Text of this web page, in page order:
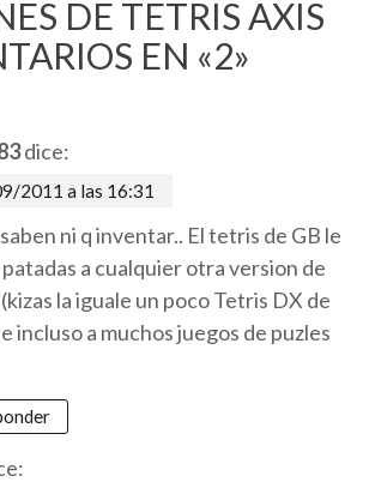
DE TETRIS AXIS
EN «2»
dice:
2011 a las 16:31
ni q inventar.. El tetris de GB le
patadas a cualquier otra version de
la iguale un poco Tetris DX de
incluso a muchos juegos de puzles